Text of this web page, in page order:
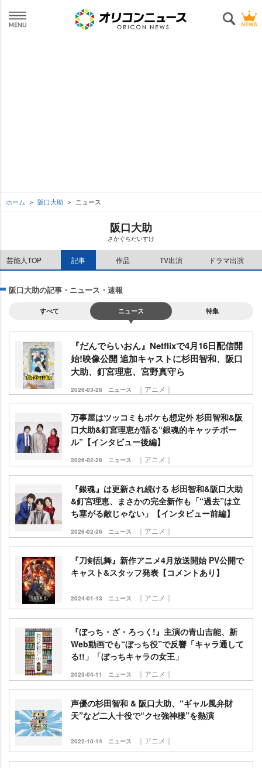
ホーム 阪口大助 ニュース
阪口大助
さかぐちだいすけ
芸能人TOP 記事 作品 TV出演 ドラマ出演
阪口大助の記事・ニュース・速報
すべて ニュース 特集
『だんでらいおん』Netflixで4月16日配信開
始!映像公開 追加キャストに杉田智和、阪口
大助、釘宮理恵、宮野真守ら
2026-03-28 ニュース ｜アニメ｜
万事屋はツッコミもボケも想定外 杉田智和&阪
口大助&釘宮理恵が語る“銀魂的キャッチボー
ル”【インタビュー後編】
2026-02-28 ニュース ｜アニメ｜
『銀魂』は更新され続ける 杉田智和&阪口大助
&釘宮理恵、まさかの完全新作も「“過去”は立
ち塞がる敵じゃない」【インタビュー前編】
2026-02-26 ニュース ｜アニメ｜
『刀剣乱舞』新作アニメ4月放送開始 PV公開で
キャスト&スタッフ発表【コメントあり】
2024-01-13 ニュース ｜アニメ｜
『ぼっち・ざ・ろっく!』主演の青山吉能、新
Web動画でも“ぼっち役”で反響「キャラ通して
る!!」「ぼっちキャラの女王」
2023-04-11 ニュース ｜アニメ｜
声優の杉田智和 & 阪口大助、“ギャル風弁財
天”など二人十役で“クセ強神様”を熱演
2022-10-14 ニュース ｜アニメ｜